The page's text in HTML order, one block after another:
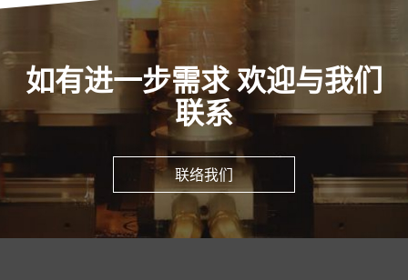
如有进一步需求 欢迎与我们
联系
联络我们